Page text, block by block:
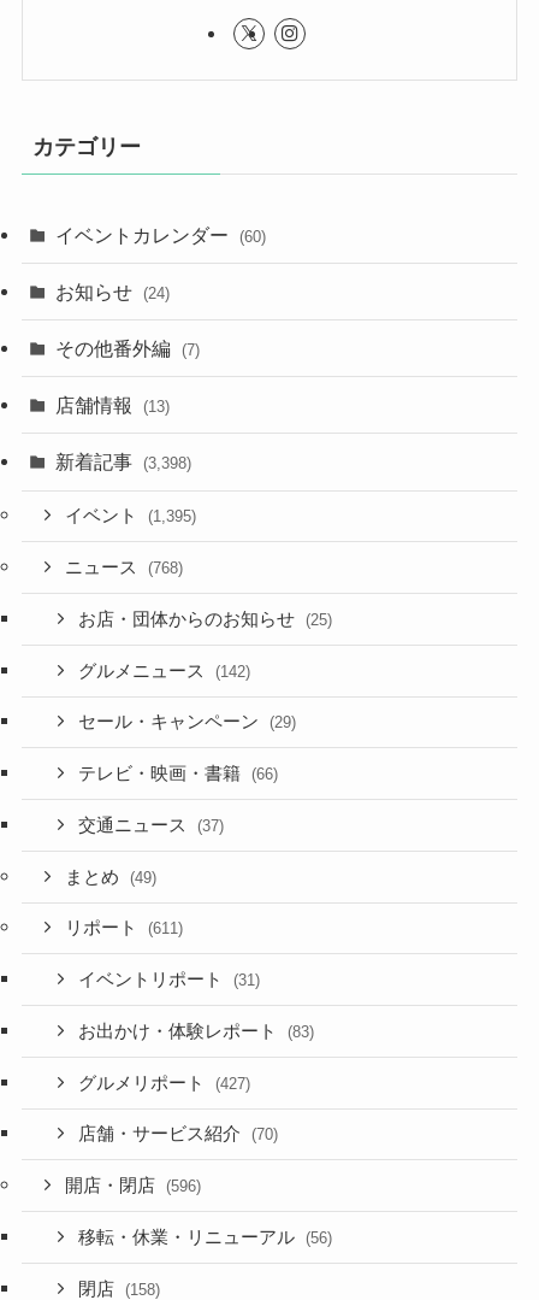
カテゴリー
イベントカレンダー (60)
お知らせ (24)
その他番外編 (7)
店舗情報 (13)
新着記事 (3,398)
イベント (1,395)
ニュース (768)
お店・団体からのお知らせ (25)
グルメニュース (142)
セール・キャンペーン (29)
テレビ・映画・書籍 (66)
交通ニュース (37)
まとめ (49)
リポート (611)
イベントリポート (31)
お出かけ・体験レポート (83)
グルメリポート (427)
店舗・サービス紹介 (70)
開店・閉店 (596)
移転・休業・リニューアル (56)
閉店 (158)